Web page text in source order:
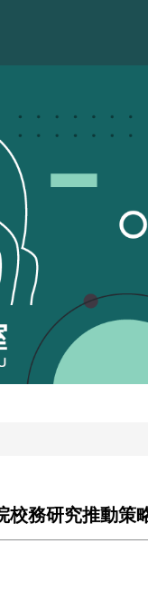
校務研究推動